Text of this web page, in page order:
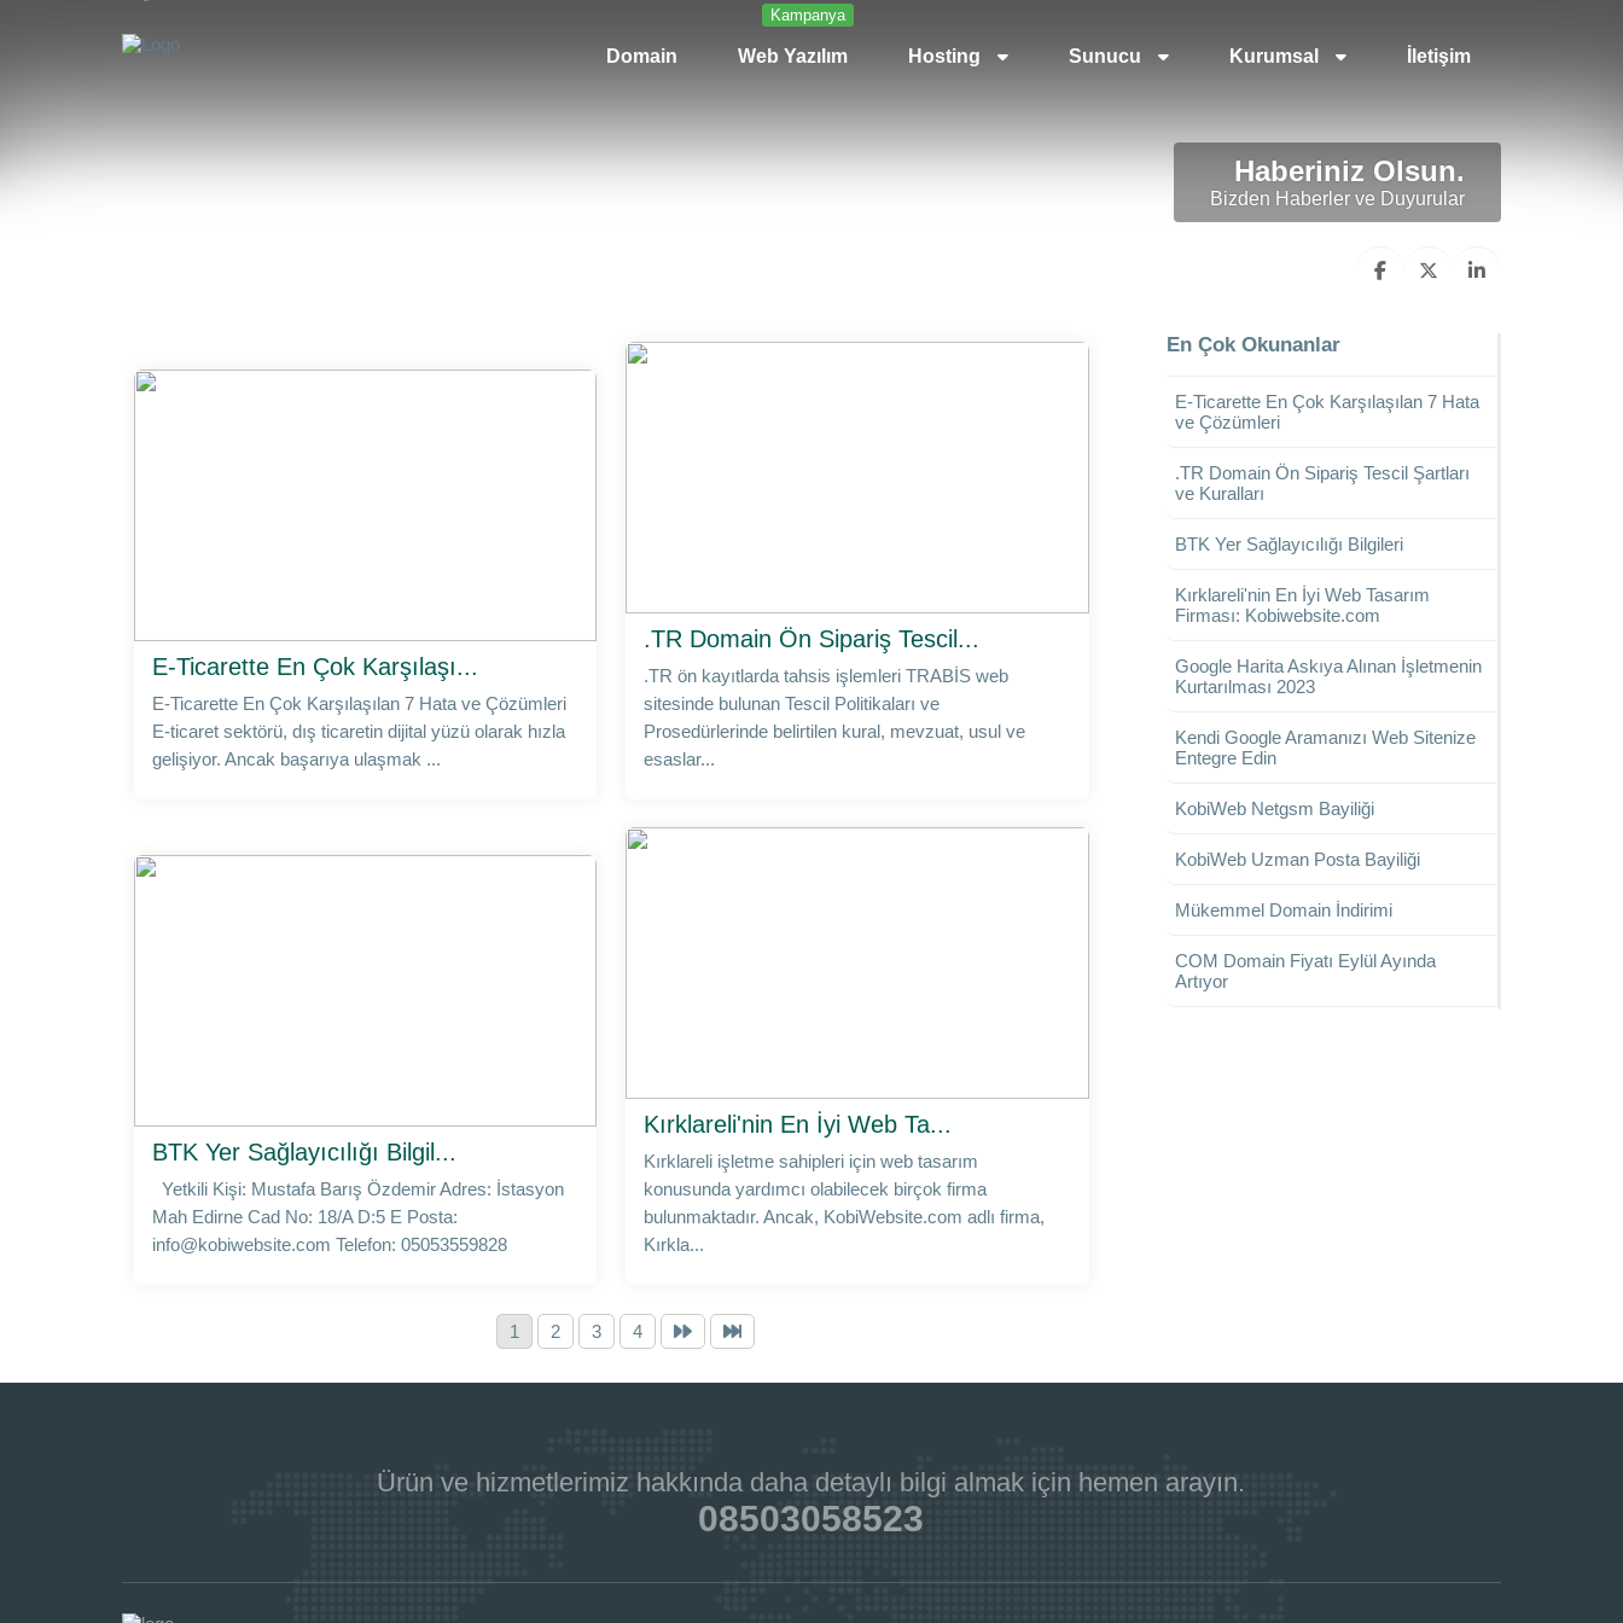
Domain
Kampanya
Web Yazılım Hosting Sunucu Kurumsal İletişim
Haberiniz Olsun.
Bizden Haberler ve Duyurular
E-Ticarette En Çok Karşılaşı...
E-Ticarette En Çok Karşılaşılan 7 Hata ve Çözümleri
E-ticaret sektörü, dış ticaretin dijital yüzü olarak hızla
gelişiyor. Ancak başarıya ulaşmak ...
.TR Domain Ön Sipariş Tescil...
.TR ön kayıtlarda tahsis işlemleri TRABİS web
sitesinde bulunan Tescil Politikaları ve
Prosedürlerinde belirtilen kural, mevzuat, usul ve
esaslar...
BTK Yer Sağlayıcılığı Bilgil...
Yetkili Kişi: Mustafa Barış Özdemir Adres: İstasyon
Mah Edirne Cad No: 18/A D:5 E Posta:
info@kobiwebsite.com Telefon: 05053559828
Kırklareli'nin En İyi Web Ta...
Kırklareli işletme sahipleri için web tasarım
konusunda yardımcı olabilecek birçok firma
bulunmaktadır. Ancak, KobiWebsite.com adlı firma,
Kırkla...
1 2 3 4
En Çok Okunanlar
E-Ticarette En Çok Karşılaşılan 7 Hata
ve Çözümleri
.TR Domain Ön Sipariş Tescil Şartları
ve Kuralları
BTK Yer Sağlayıcılığı Bilgileri
Kırklareli'nin En İyi Web Tasarım
Firması: Kobiwebsite.com
Google Harita Askıya Alınan İşletmenin
Kurtarılması 2023
Kendi Google Aramanızı Web Sitenize
Entegre Edin
KobiWeb Netgsm Bayiliği
KobiWeb Uzman Posta Bayiliği
Mükemmel Domain İndirimi
COM Domain Fiyatı Eylül Ayında
Artıyor
Ürün ve hizmetlerimiz hakkında daha detaylı bilgi almak için hemen arayın.
08503058523